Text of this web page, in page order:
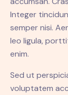
Integer
semper nisi.
leo ligula,
enim.
Sed ut
voluptatem